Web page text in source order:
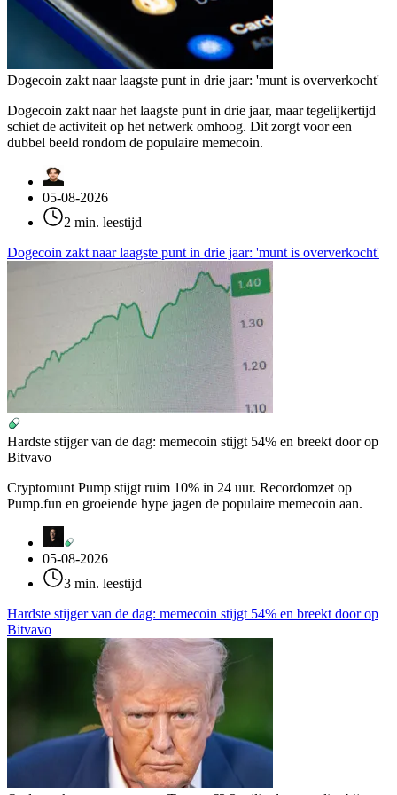
Dogecoin zakt naar laagste punt in drie jaar: 'munt is oververkocht'
Dogecoin zakt naar het laagste punt in drie jaar, maar tegelijkertijd
schiet de activiteit op het netwerk omhoog. Dit zorgt voor een
dubbel beeld rondom de populaire memecoin.
05-08-2026
2 min. leestijd
Dogecoin zakt naar laagste punt in drie jaar: 'munt is oververkocht'
Hardste stijger van de dag: memecoin stijgt 54% en breekt door op
Bitvavo
Cryptomunt Pump stijgt ruim 10% in 24 uur. Recordomzet op
Pump.fun en groeiende hype jagen de populaire memecoin aan.
05-08-2026
3 min. leestijd
Hardste stijger van de dag: memecoin stijgt 54% en breekt door op
Bitvavo